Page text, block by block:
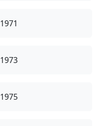
1971
1973
1975